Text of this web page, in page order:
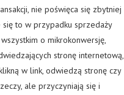
nie poświęca się zbytniej
to w przypadku sprzedaży
o mikrokonwersję,
stronę internetową,
w link, odwiedzą stronę czy
ale przyczyniają się i